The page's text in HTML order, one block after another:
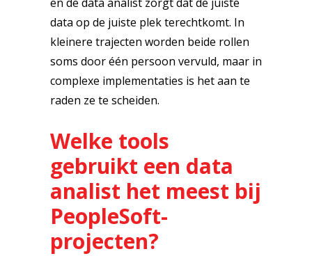
data op de juiste plek terechtkomt. In
kleinere trajecten worden beide rollen
soms door één persoon vervuld, maar in
complexe implementaties is het aan te
raden ze te scheiden.
Welke tools
gebruikt een data
analist het meest bij
PeopleSoft-
projecten?